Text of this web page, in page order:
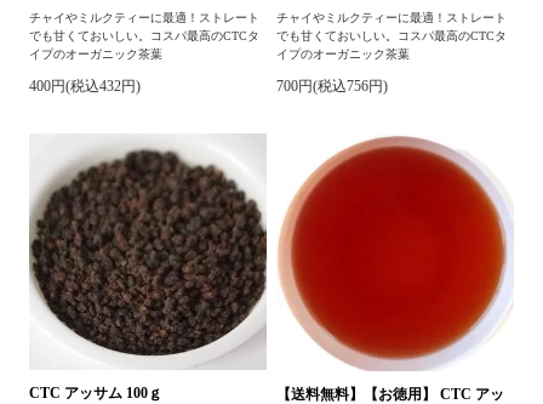
チャイやミルクティーに最適！ストレート
でも甘くておいしい。コスパ最高のCTCタ
イプのオーガニック茶葉
400円(税込432円)
チャイやミルクティーに最適！ストレート
でも甘くておいしい。コスパ最高のCTCタ
イプのオーガニック茶葉
700円(税込756円)
CTC アッサム 100ｇ
【送料無料】【お徳用】 CTC アッ